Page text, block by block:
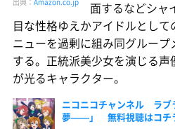
面するなどシャ
目な性格ゆえかアイドルとし
ニューを過剰に組み同グループ
する。正統派美少女を演じる
が光るキャラクター。
ニコニコチャンネル ラブ
夢——」 無料視聴はコチ